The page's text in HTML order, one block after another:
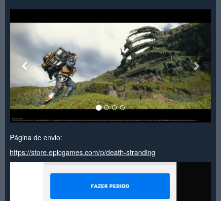
Página de envio:
https://store.epicgames.com/p/death-stranding